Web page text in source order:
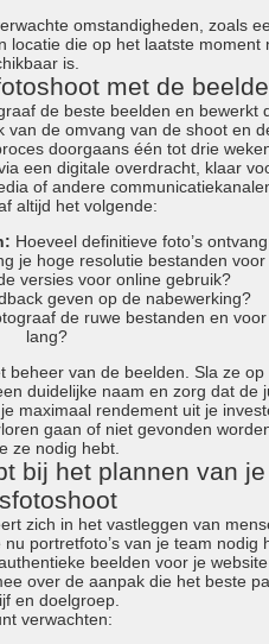
omstandigheden, zoals
locatie die op het laatste moment
is.
met de
de beste beelden en bewerkt
van de omvang van de shoot en
doorgaans één tot drie
een digitale overdracht, klaar
of andere
altijd het volgende:
Hoeveel definitieve foto’s
je hoge resolutie bestanden voor
versies voor online gebruik?
geven op de nabewerking?
de ruwe bestanden en
lang?
beheer van de beelden. Sla ze op
duidelijke naam en zorg dat de
maximaal rendement uit je
gaan of niet gevonden
ze nodig hebt.
bij het plannen van je
zich in het vastleggen van
portretfoto’s van je team nodig
beelden voor je
over de aanpak die het beste
en doelgroep.
verwachten: